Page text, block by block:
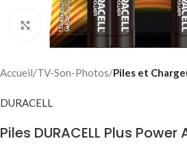
Click to enlarge
Accueil TV-Son-Photos Piles et
DURACELL
Piles DURACELL Plus Power